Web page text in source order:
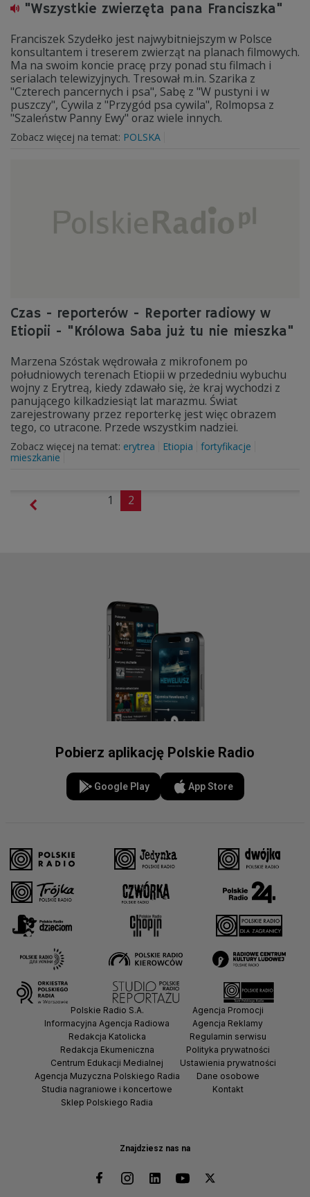
"Wszystkie zwierzęta pana Franciszka"
Franciszek Szydełko jest najwybitniejszym w Polsce
konsultantem i treserem zwierząt na planach filmowych.
Ma na swoim koncie pracę przy ponad stu filmach i
serialach telewizyjnych. Tresował m.in. Szarika z
"Czterech pancernych i psa", Sabę z "W pustyni i w
puszczy", Cywila z "Przygód psa cywila", Rolmopsa z
"Szaleństw Panny Ewy" oraz wiele innych.
Zobacz więcej na temat: POLSKA
Czas - reporterów - Reporter radiowy w
Etiopii - "Królowa Saba już tu nie mieszka"
Marzena Szóstak wędrowała z mikrofonem po
południowych terenach Etiopii w przededniu wybuchu
wojny z Erytreą, kiedy zdawało się, że kraj wychodzi z
panującego kilkadziesiąt lat marazmu. Świat
zarejestrowany przez reporterkę jest więc obrazem
tego, co utracone. Przede wszystkim nadziei.
Zobacz więcej na temat: erytrea Etiopia
fortyfikacje
mieszkanie
1 2
Pobierz aplikację Polskie Radio
Google Play App Store
Znajdziesz nas na
Polskie Radio S.A.
Informacyjna Agencja Radiowa
Redakcja Katolicka
Redakcja Ekumeniczna
Centrum Edukacji Medialnej
Agencja Muzyczna Polskiego Radia
Studia nagraniowe i koncertowe
Sklep Polskiego Radia
Agencja Promocji
Agencja Reklamy
Regulamin serwisu
Polityka prywatności
Ustawienia prywatności
Dane osobowe
Kontakt